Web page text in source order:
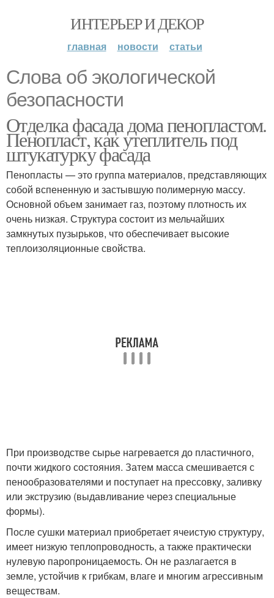
ИНТЕРЬЕР И ДЕКОР
главная новости статьи
Слова об экологической
безопасности
Отделка фасада дома пенопластом.
Пенопласт, как утеплитель под
штукатурку фасада
Пенопласты — это группа материалов, представляющих
собой вспененную и застывшую полимерную массу.
Основной объем занимает газ, поэтому плотность их
очень низкая. Структура состоит из мельчайших
замкнутых пузырьков, что обеспечивает высокие
теплоизоляционные свойства.
При производстве сырье нагревается до пластичного,
почти жидкого состояния. Затем масса смешивается с
пенообразователями и поступает на прессовку, заливку
или экструзию (выдавливание через специальные
формы).
После сушки материал приобретает ячеистую структуру,
имеет низкую теплопроводность, а также практически
нулевую паропроницаемость. Он не разлагается в
земле, устойчив к грибкам, влаге и многим агрессивным
веществам.